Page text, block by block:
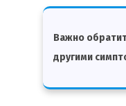
Важно
другими